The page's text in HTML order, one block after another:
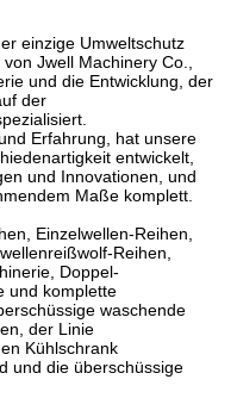
einzige Umweltschutz
Jwell Machinery Co.,
und die Entwicklung, der
der
Erfahrung, hat unsere
entwickelt,
und Innovationen, und
Maße komplett.
Einzelwellen-Reihen,
Reihen,
Doppel-
und komplette
waschende
der Linie
Kühlschrank
und die überschüssige